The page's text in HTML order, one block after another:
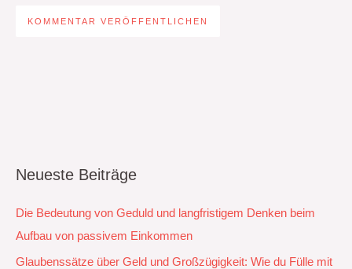
Neueste Beiträge
Die Bedeutung von Geduld und langfristigem Denken beim
Aufbau von passivem Einkommen
Glaubenssätze über Geld und Großzügigkeit: Wie du Fülle mit